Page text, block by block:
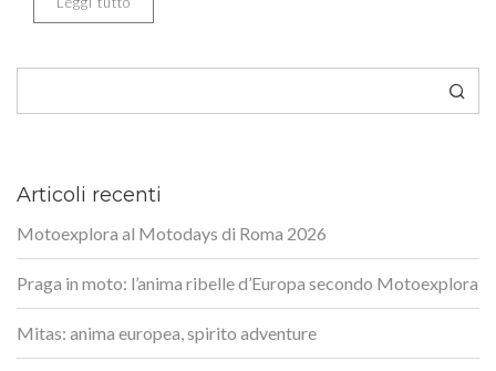
Articoli recenti
Motoexplora al Motodays di Roma 2026
Praga in moto: l’anima ribelle d’Europa secondo Motoexplora
Mitas: anima europea, spirito adventure